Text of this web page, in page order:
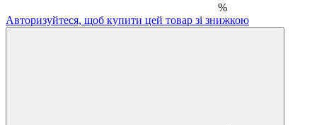
%
Авторизуйтеся, щоб купити цей товар зі знижкою